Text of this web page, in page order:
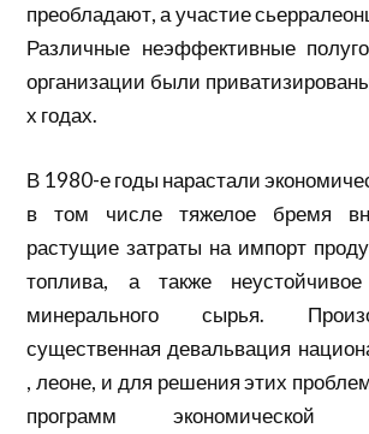
преобладают, а участие
Различные неэффективные
организации были
х годах.
В 1980-е годы нарастали
в том числе тяжелое бремя
растущие затраты на импорт
топлива, а также неустойчивое
минерального сырья.
существенная девальвация
, леоне, и для решения этих
программ экономической